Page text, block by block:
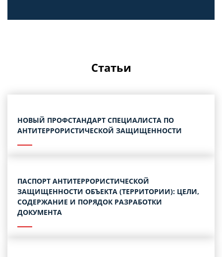
Статьи
НОВЫЙ ПРОФСТАНДАРТ СПЕЦИАЛИСТА ПО
АНТИТЕРРОРИСТИЧЕСКОЙ ЗАЩИЩЕННОСТИ
ПАСПОРТ АНТИТЕРРОРИСТИЧЕСКОЙ
ЗАЩИЩЕННОСТИ ОБЪЕКТА (ТЕРРИТОРИИ): ЦЕЛИ,
СОДЕРЖАНИЕ И ПОРЯДОК РАЗРАБОТКИ
ДОКУМЕНТА